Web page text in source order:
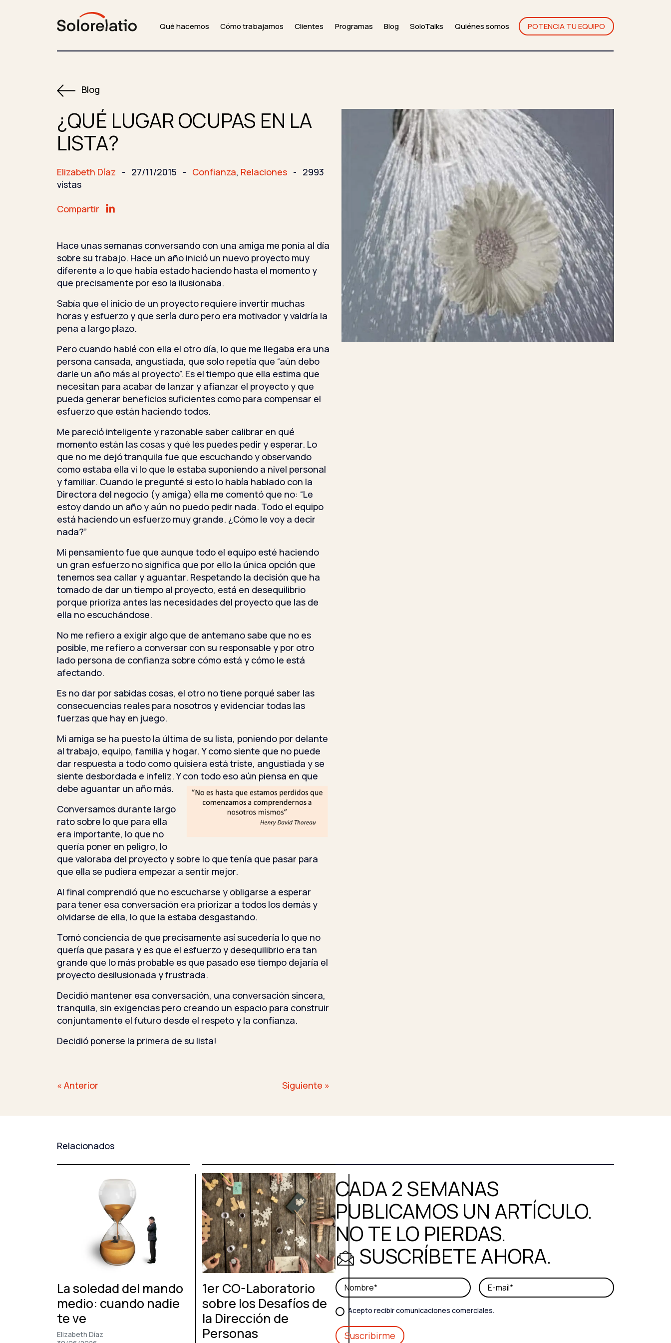
Qué hacemos Cómo trabajamos Clientes Programas Blog SoloTalks Quiénes somos POTENCIA TU EQUIPO
Blog
¿QUÉ LUGAR OCUPAS EN LA
LISTA?
Elizabeth Díaz - 27/11/2015 - Confianza, Relaciones - 2993
vistas
Compartir
Hace unas semanas conversando con una amiga me ponía al día
sobre su trabajo. Hace un año inició un nuevo proyecto muy
diferente a lo que había estado haciendo hasta el momento y
que precisamente por eso la ilusionaba.
Sabía que el inicio de un proyecto requiere invertir muchas
horas y esfuerzo y que sería duro pero era motivador y valdría la
pena a largo plazo.
Pero cuando hablé con ella el otro día, lo que me llegaba era una
persona cansada, angustiada, que solo repetía que “aún debo
darle un año más al proyecto”. Es el tiempo que ella estima que
necesitan para acabar de lanzar y afianzar el proyecto y que
pueda generar beneficios suficientes como para compensar el
esfuerzo que están haciendo todos.
Me pareció inteligente y razonable saber calibrar en qué
momento están las cosas y qué les puedes pedir y esperar. Lo
que no me dejó tranquila fue que escuchando y observando
como estaba ella vi lo que le estaba suponiendo a nivel personal
y familiar. Cuando le pregunté si esto lo había hablado con la
Directora del negocio (y amiga) ella me comentó que no: “Le
estoy dando un año y aún no puedo pedir nada. Todo el equipo
está haciendo un esfuerzo muy grande. ¿Cómo le voy a decir
nada?”
Mi pensamiento fue que aunque todo el equipo esté haciendo
un gran esfuerzo no significa que por ello la única opción que
tenemos sea callar y aguantar. Respetando la decisión que ha
tomado de dar un tiempo al proyecto, está en desequilibrio
porque prioriza antes las necesidades del proyecto que las de
ella no escuchándose.
No me refiero a exigir algo que de antemano sabe que no es
posible, me refiero a conversar con su responsable y por otro
lado persona de confianza sobre cómo está y cómo le está
afectando.
Es no dar por sabidas cosas, el otro no tiene porqué saber las
consecuencias reales para nosotros y evidenciar todas las
fuerzas que hay en juego.
Mi amiga se ha puesto la última de su lista, poniendo por delante
al trabajo, equipo, familia y hogar. Y como siente que no puede
dar respuesta a todo como quisiera está triste, angustiada y se
siente desbordada e infeliz. Y con todo eso aún piensa en que
debe aguantar un año más.
Conversamos durante largo
rato sobre lo que para ella
era importante, lo que no
quería poner en peligro, lo
que valoraba del proyecto y sobre lo que tenía que pasar para
que ella se pudiera empezar a sentir mejor.
Al final comprendió que no escucharse y obligarse a esperar
para tener esa conversación era priorizar a todos los demás y
olvidarse de ella, lo que la estaba desgastando.
Tomó conciencia de que precisamente así sucedería lo que no
quería que pasara y es que el esfuerzo y desequilibrio era tan
grande que lo más probable es que pasado ese tiempo dejaría el
proyecto desilusionada y frustrada.
Decidió mantener esa conversación, una conversación sincera,
tranquila, sin exigencias pero creando un espacio para construir
conjuntamente el futuro desde el respeto y la confianza.
Decidió ponerse la primera de su lista!
Navegación
« Anterior Siguiente »
Relacionados
La soledad del mando
medio: cuando nadie
te ve
Elizabeth Díaz
1er CO-Laboratorio
sobre los Desafíos de
la Dirección de
Personas
CADA 2 SEMANAS
PUBLICAMOS UN ARTÍCULO.
NO TE LO PIERDAS.
SUSCRÍBETE AHORA.
Acepto recibir comunicaciones comerciales.